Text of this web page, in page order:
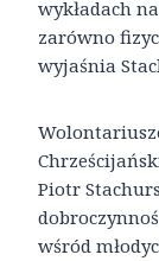
wykładach
zarówno
wyjaśnia
Piotr
wśród